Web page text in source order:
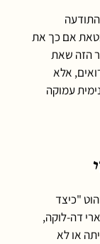
אם כך את
הזה שאת
אלא
עמוקה
"כיצד
דה-לוקה,
או לא